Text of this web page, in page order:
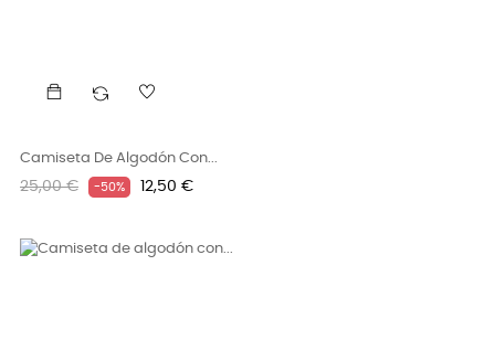
Camiseta De Algodón Con...
Precio
25,00 € -50% Precio
12,50 €